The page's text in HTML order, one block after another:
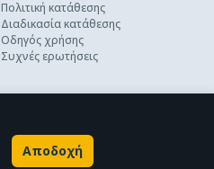
Πολιτική κατάθεσης
Διαδικασία κατάθεσης
Οδηγός χρήσης
Συχνές ερωτήσεις
Αποδοχή